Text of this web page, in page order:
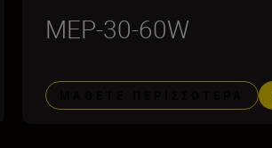
MEP-30-60W